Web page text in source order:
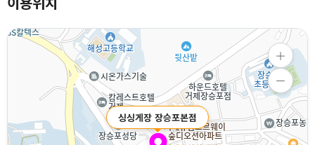
싱싱게장 장승포본점